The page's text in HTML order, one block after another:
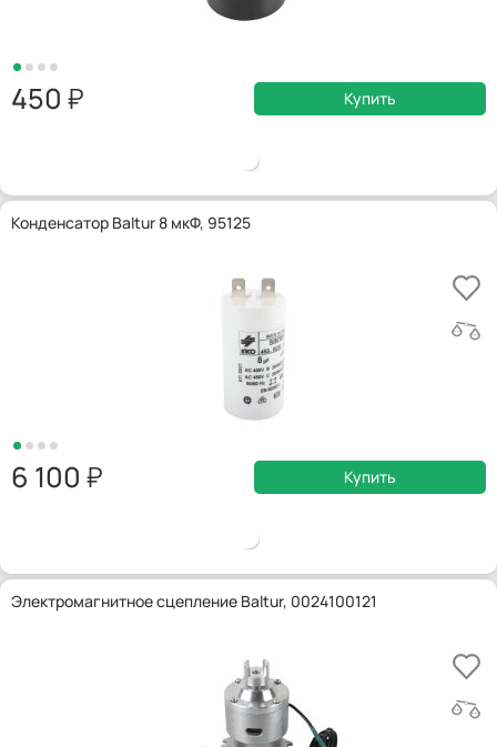
450 Купить
Конденсатор Baltur 8 мкФ, 95125
6 100 Купить
Электромагнитное сцепление Baltur, 0024100121